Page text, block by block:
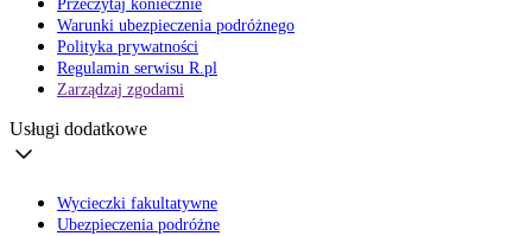
Przeczytaj koniecznie
Warunki ubezpieczenia podróżnego
Polityka prywatności
Regulamin serwisu R.pl
Zarządzaj zgodami
Usługi dodatkowe
Wycieczki fakultatywne
Ubezpieczenia podróżne